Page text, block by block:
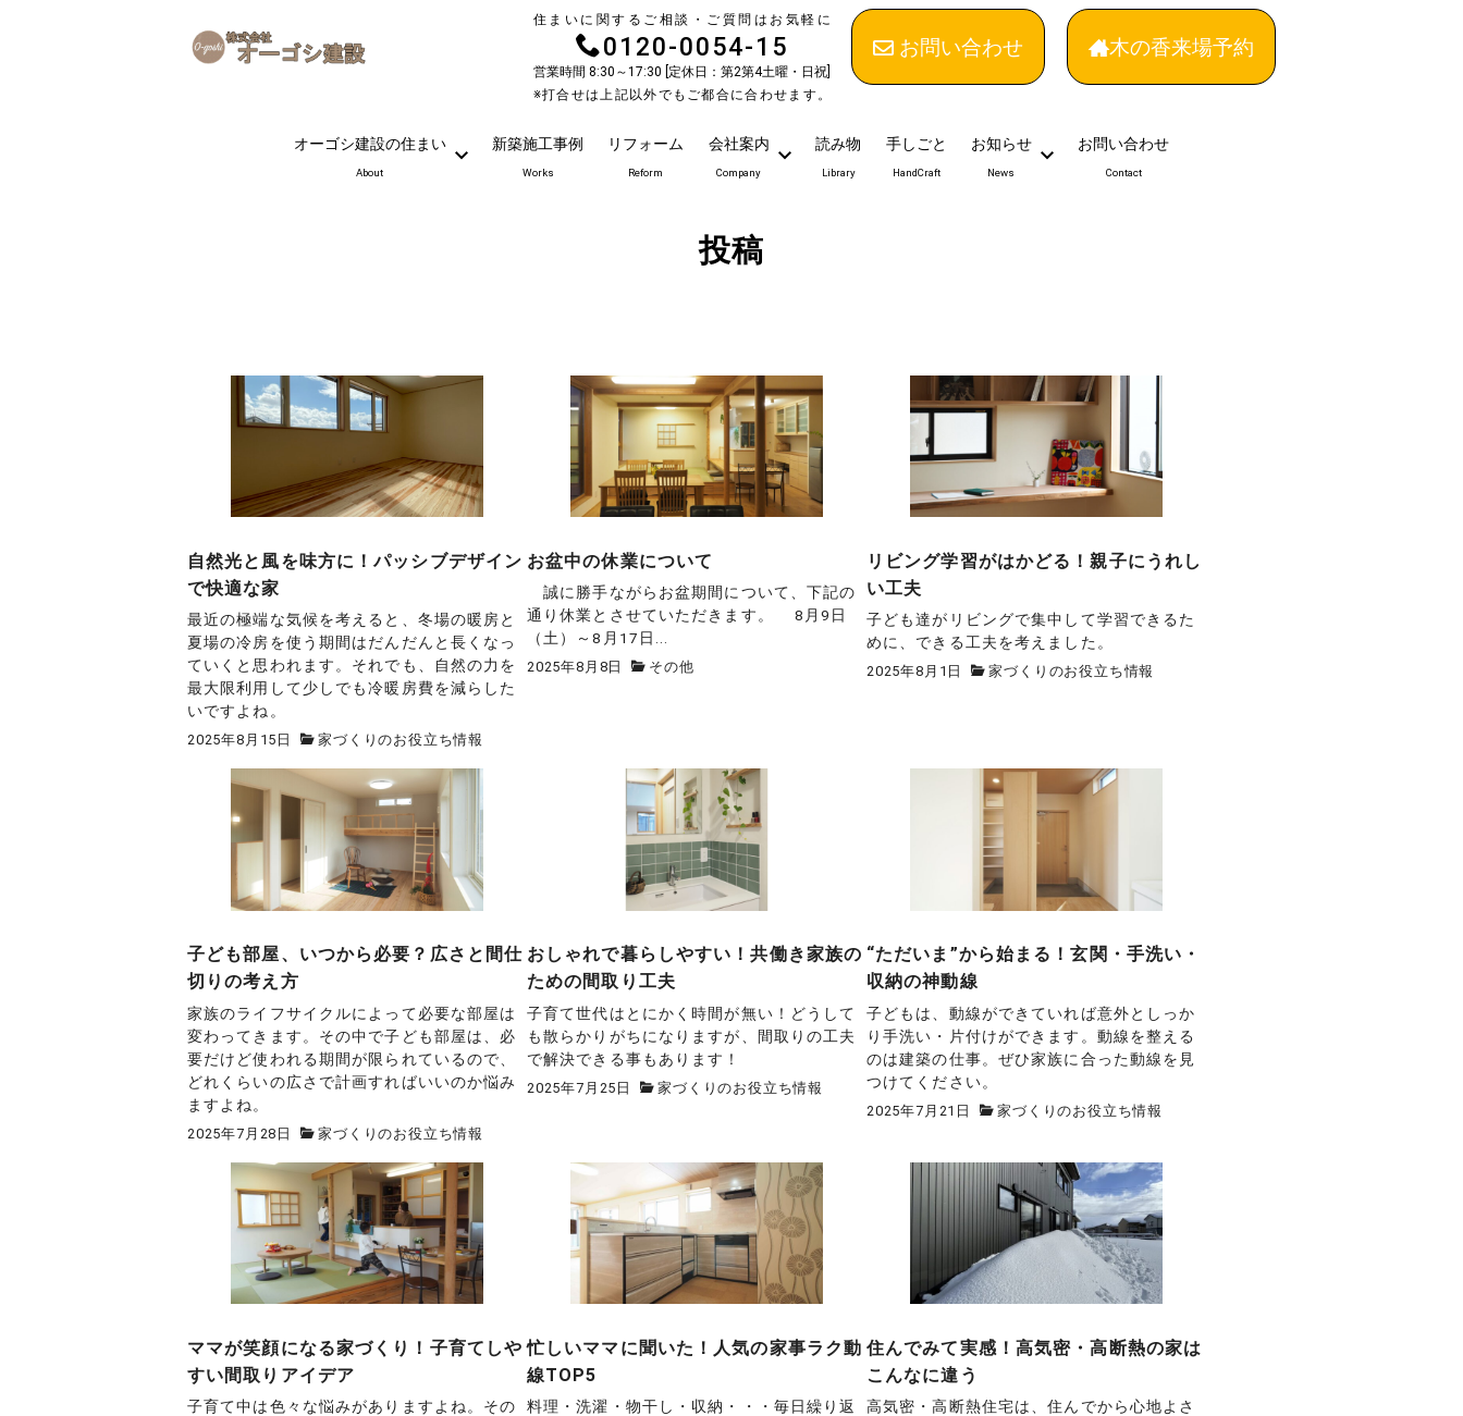
住まいに関するご相談・ご質問はお気軽に
0120-0054-15
営業時間 8:30～17:30 [定休日：第2第4土曜・日祝]
※打合せは上記以外でもご都合に合わせます。
お問い合わせ 木の香来場予約
オーゴシ建設の住まい
About
新築施工事例
Works
リフォーム
Reform
会社案内
Company
読み物
Library
手しごと
HandCraft
お知らせ
News
お問い合わせ
Contact
投稿
自然光と風を味方に！パッシブデザイン
で快適な家
最近の極端な気候を考えると、冬場の暖房と
夏場の冷房を使う期間はだんだんと長くなっ
ていくと思われます。それでも、自然の力を
最大限利用して少しでも冷暖房費を減らした
いですよね。
2025年8月15日 家づくりのお役立ち情報
お盆中の休業について
誠に勝手ながらお盆期間について、下記の
通り休業とさせていただきます。 8月9日
（土）～8月17日...
2025年8月8日 その他
リビング学習がはかどる！親子にうれし
い工夫
子ども達がリビングで集中して学習できるた
めに、できる工夫を考えました。
2025年8月1日 家づくりのお役立ち情報
子ども部屋、いつから必要？広さと間仕
切りの考え方
家族のライフサイクルによって必要な部屋は
変わってきます。その中で子ども部屋は、必
要だけど使われる期間が限られているので、
どれくらいの広さで計画すればいいのか悩み
ますよね。
2025年7月28日 家づくりのお役立ち情報
おしゃれで暮らしやすい！共働き家族の
ための間取り工夫
子育て世代はとにかく時間が無い！どうして
も散らかりがちになりますが、間取りの工夫
で解決できる事もあります！
2025年7月25日 家づくりのお役立ち情報
“ただいま”から始まる！玄関・手洗い・
収納の神動線
子どもは、動線ができていれば意外としっか
り手洗い・片付けができます。動線を整える
のは建築の仕事。ぜひ家族に合った動線を見
つけてください。
2025年7月21日 家づくりのお役立ち情報
ママが笑顔になる家づくり！子育てしや
すい間取りアイデア
子育て中は色々な悩みがありますよね。その
忙しいママに聞いた！人気の家事ラク動
線TOP5
料理・洗濯・物干し・収納・・・毎日繰り返
住んでみて実感！高気密・高断熱の家は
こんなに違う
高気密・高断熱住宅は、住んでから心地よさ